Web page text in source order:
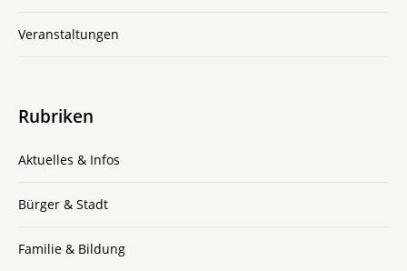
Veranstaltungen
Rubriken
Aktuelles & Infos
Bürger & Stadt
Familie & Bildung